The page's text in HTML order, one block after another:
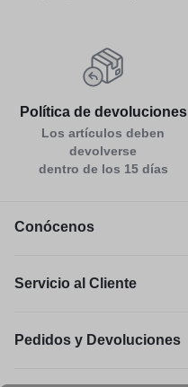
Política de devoluciones
Los artículos deben
devolverse
dentro de los 15 días
Conócenos
Servicio al Cliente
Pedidos y Devoluciones